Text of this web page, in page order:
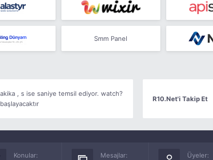
Smm Panel
, s ise saniye temsil ediyor. watch?
R10.Net'i Takip Et
Konular:
Mesajlar:
Üyeler: